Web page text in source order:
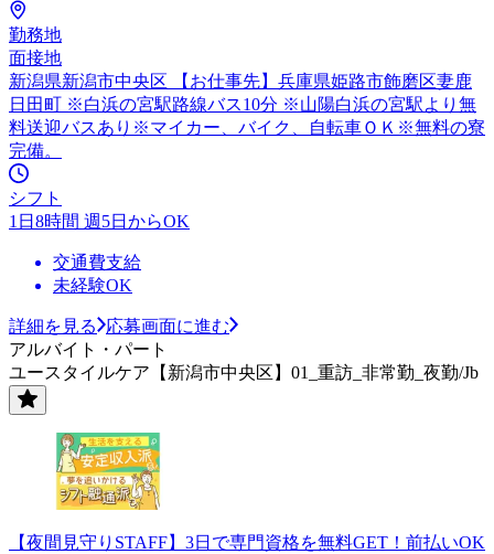
勤務地
面接地
新潟県新潟市中央区 【お仕事先】兵庫県姫路市飾磨区妻鹿
日田町 ※白浜の宮駅路線バス10分 ※山陽白浜の宮駅より無
料送迎バスあり※マイカー、バイク、自転車ＯＫ※無料の寮
完備。
シフト
1日8時間 週5日からOK
交通費支給
未経験OK
詳細を見る
応募画面に進む
アルバイト・パート
ユースタイルケア【新潟市中央区】01_重訪_非常勤_夜勤/Jb
【夜間見守りSTAFF】3日で専門資格を無料GET！前払いOK